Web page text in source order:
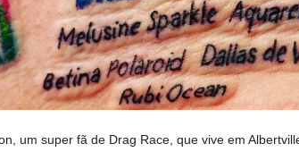
um super fã de Drag Race, que vive em